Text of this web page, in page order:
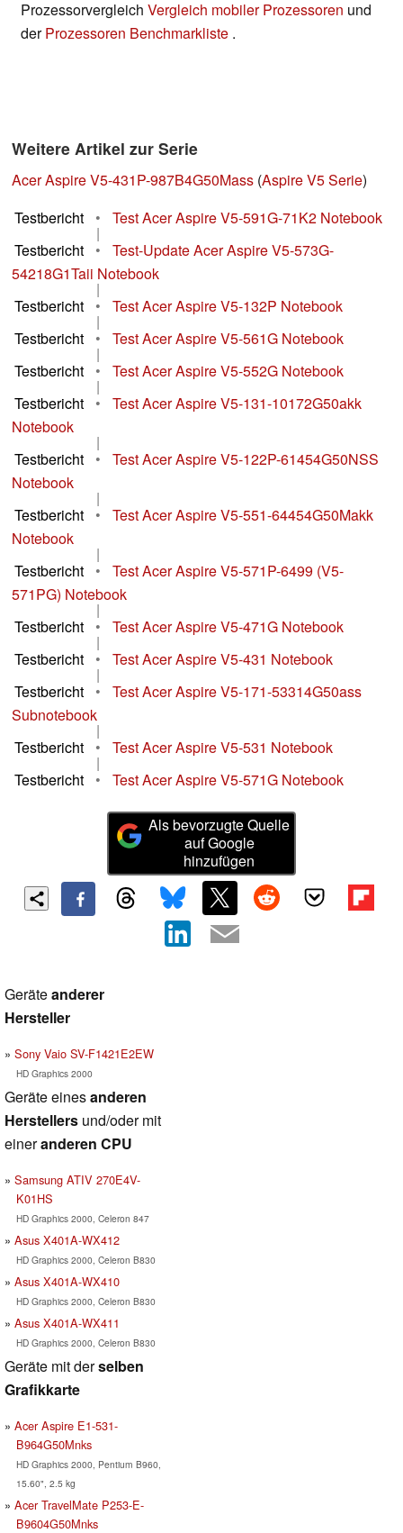
Prozessorvergleich Vergleich mobiler Prozessoren und
derProzessoren Benchmarkliste .
Weitere Artikel zur Serie
Acer Aspire V5-431P-987B4G50Mass (Aspire V5 Serie)
Testbericht
• Test Acer Aspire V5-591G-71K2 Notebook
|
Testbericht
•
Test-Update Acer Aspire V5-573G-
54218G1Taii Notebook
|
Testbericht
• Test Acer Aspire V5-132P Notebook
|
Testbericht
• Test Acer Aspire V5-561G Notebook
|
Testbericht
• Test Acer Aspire V5-552G Notebook
|
Testbericht
•
Test Acer Aspire V5-131-10172G50akk
Notebook
|
Testbericht
•
Test Acer Aspire V5-122P-61454G50NSS
Notebook
|
Testbericht
•
Test Acer Aspire V5-551-64454G50Makk
Notebook
|
Testbericht
•
Test Acer Aspire V5-571P-6499 (V5-
571PG) Notebook
|
Testbericht
• Test Acer Aspire V5-471G Notebook
|
Testbericht
• Test Acer Aspire V5-431 Notebook
|
Testbericht
•
Test Acer Aspire V5-171-53314G50ass
Subnotebook
|
Testbericht
• Test Acer Aspire V5-531 Notebook
|
Testbericht
• Test Acer Aspire V5-571G Notebook
Als bevorzugte Quelle
auf Google
hinzufügen
Geräteanderer
Hersteller
Sony Vaio SV-F1421E2EW
HD Graphics 2000
Geräte einesanderen
Herstellers und/oder mit
eineranderen CPU
Samsung ATIV 270E4V-
K01HS
HD Graphics 2000, Celeron 847
Asus X401A-WX412
HD Graphics 2000, Celeron B830
Asus X401A-WX410
HD Graphics 2000, Celeron B830
Asus X401A-WX411
HD Graphics 2000, Celeron B830
Geräte mit derselben
Grafikkarte
Acer Aspire E1-531-
B964G50Mnks
HD Graphics 2000, Pentium B960,
15.60", 2.5 kg
Acer TravelMate P253-E-
B9604G50Mnks